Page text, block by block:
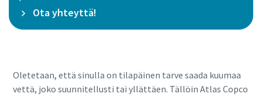
Ota yhteyttä!
Oletetaan, että sinulla on tilapäinen tarve saada kuumaa
vettä, joko suunnitellusti tai yllättäen. Tällöin Atlas Copco